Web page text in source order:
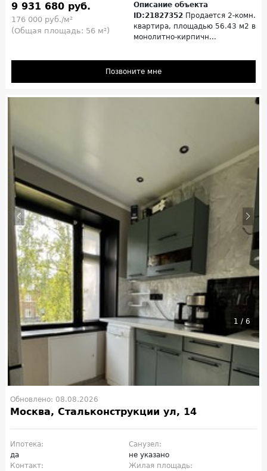
9 931 680 руб.
176 000 руб./м²
(Общая площадь: 56 м²)
Описание объекта
ID:21827352 Продается 2-комн.
квартира, площадью 56.43 м2 в
монолитно-кирпичн...
Позвоните мне
1 / 6
Обновлено: 08.08.2026
Москва, Стальконструкции ул, 14
Ипотека:
да
Санузел:
не указано
Контакт:
Жилая площадь: